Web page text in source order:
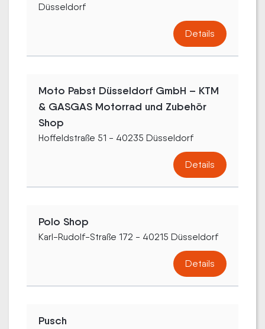
Düsseldorf
Details
Moto Pabst Düsseldorf GmbH – KTM
& GASGAS Motorrad und Zubehör
Shop
Hoffeldstraße 51 - 40235 Düsseldorf
Details
Polo Shop
Karl-Rudolf-Straße 172 - 40215 Düsseldorf
Details
Pusch